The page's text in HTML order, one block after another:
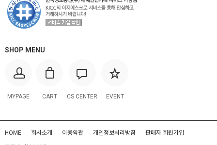
SHOP MENU
MYPAGE CART CS CENTER EVENT
HOME 회사소개 이용약관 개인정보처리방침 판매자 회원가입